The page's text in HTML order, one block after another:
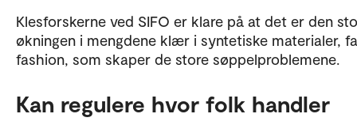
Klesforskerne ved SIFO er klare på at det er den
økningen i mengdene klær i syntetiske materialer,
fashion, som skaper de store søppelproblemene.
Kan regulere hvor folk handler